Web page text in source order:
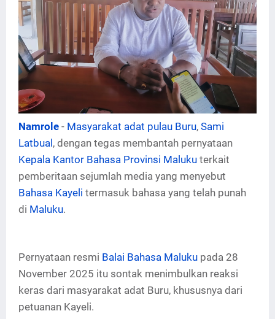
Namrole - Masyarakat adat pulau Buru, Sami
Latbual , dengan tegas membantah pernyataan
Kepala Kantor Bahasa Provinsi Maluku terkait
pemberitaan sejumlah media yang menyebut
Bahasa Kayeli termasuk bahasa yang telah punah
di Maluku.
Pernyataan resmi Balai Bahasa Maluku pada 28
November 2025 itu sontak menimbulkan reaksi
keras dari masyarakat adat Buru, khususnya dari
petuanan Kayeli.